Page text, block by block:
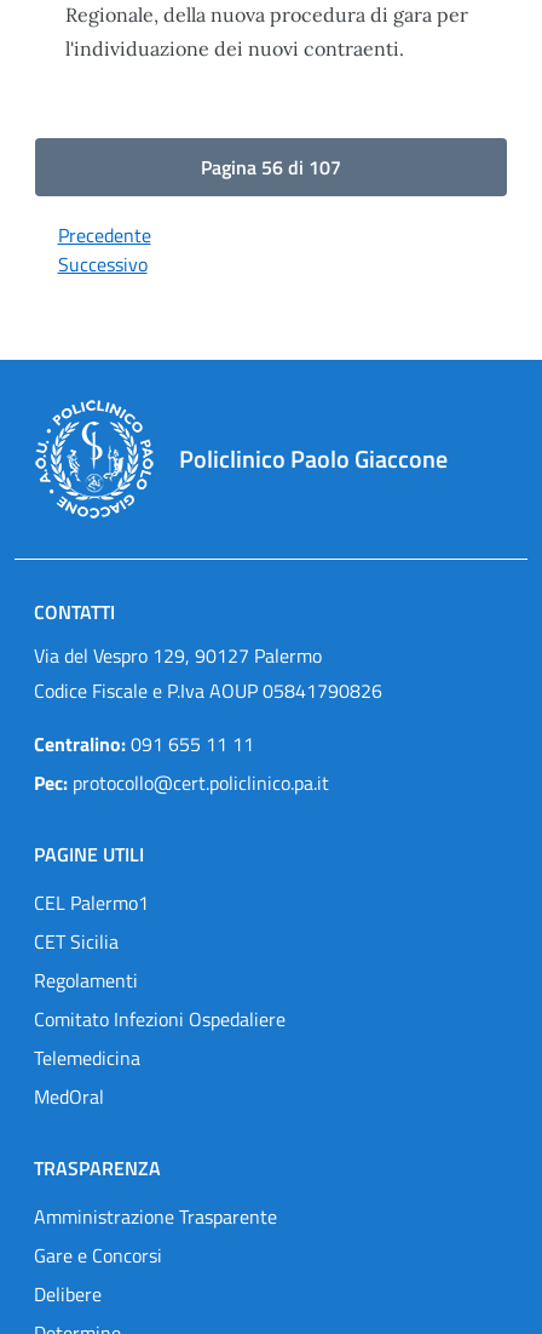
Regionale, della nuova procedura di gara per
l'individuazione dei nuovi contraenti.
Pagina 56 di 107
Precedente
Successivo
Policlinico Paolo Giaccone
CONTATTI
Via del Vespro 129, 90127 Palermo
Codice Fiscale e P.Iva AOUP 05841790826
Centralino:091 655 11 11
Pec: protocollo@cert.policlinico.pa.it
PAGINE UTILI
CEL Palermo1
CET Sicilia
Regolamenti
Comitato Infezioni Ospedaliere
Telemedicina
MedOral
TRASPARENZA
Amministrazione Trasparente
Gare e Concorsi
Delibere